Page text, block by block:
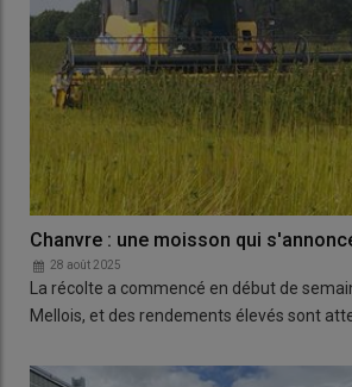
Chanvre : une moisson qui
28 août 2025
La récolte a commencé en début de
Mellois, et des rendements élevés sont